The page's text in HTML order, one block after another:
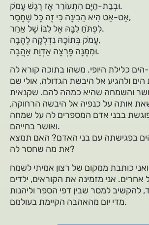
וּבְבַת-הַיָּם הִתְעוֹרֵר אָז רֶגֶשׁ עָמֹק.
אַט-אַט הִיא הֵבִינָה כִּי זֶה כָּל שֶׁחָסֵר,
לִפְתֹּחַ לִבָּהּ אֶל לִבּוֹ שֶׁל אַחֵר.
עָמֹק בְּתוֹכָהּ נִדְלְקָה לֶהָבָה,
וּמִמֶּנָּה פָּרְצָה אַדְוַת אַהֲבָה.
כלילת היופי. משהו בתוכה קורא לה
ולהגיע אל היבשת הגדולה, אולי שם
והשמחה שהיא כמהה להם. שקנאית
אותה על כנפיה אל היבשה הרחוקה,
בבני אדם המספרים לה על שמחה
ואושר בחייהם.
בפגישתה עם בני האדם? האם תמצא
את מה שחסר לה?
כותבת ממקום של רצון אמיתי לשמח
אחרים. אני מזמינה את הקוראים, ילדים
להקשיב למסר שבין דפי הספר וליהנות
מדי יום מהאהבה הקיימת בעולמם.